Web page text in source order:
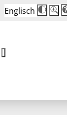
Englisch
Die
100%